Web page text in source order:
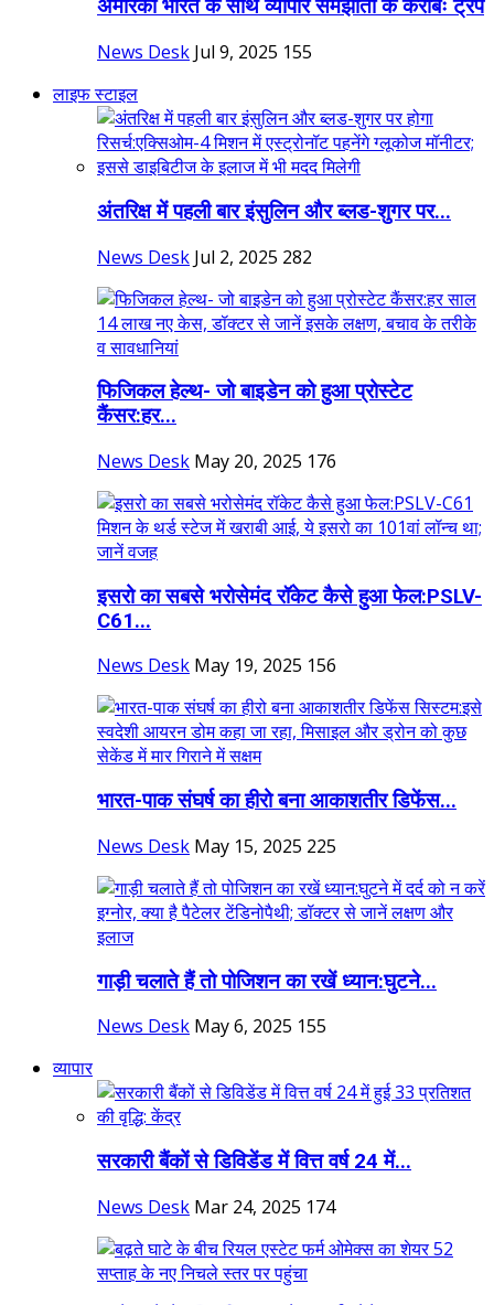
अमेरिका भारत के साथ व्यापार समझौता के करीबः ट्रंप
News Desk Jul 9, 2025 155
लाइफ स्टाइल
अंतरिक्ष में पहली बार इंसुलिन और ब्लड-शुगर पर...
News Desk Jul 2, 2025 282
फिजिकल हेल्थ- जो बाइडेन को हुआ प्रोस्टेट
कैंसर:हर...
News Desk May 20, 2025 176
इसरो का सबसे भरोसेमंद रॉकेट कैसे हुआ फेल:PSLV-
C61...
News Desk May 19, 2025 156
भारत-पाक संघर्ष का हीरो बना ​​​​​​​आकाशतीर डिफेंस...
News Desk May 15, 2025 225
गाड़ी चलाते हैं तो पोजिशन का रखें ध्यान:घुटने...
News Desk May 6, 2025 155
व्यापार
सरकारी बैंकों से डिविडेंड में वित्त वर्ष 24 में...
News Desk Mar 24, 2025 174